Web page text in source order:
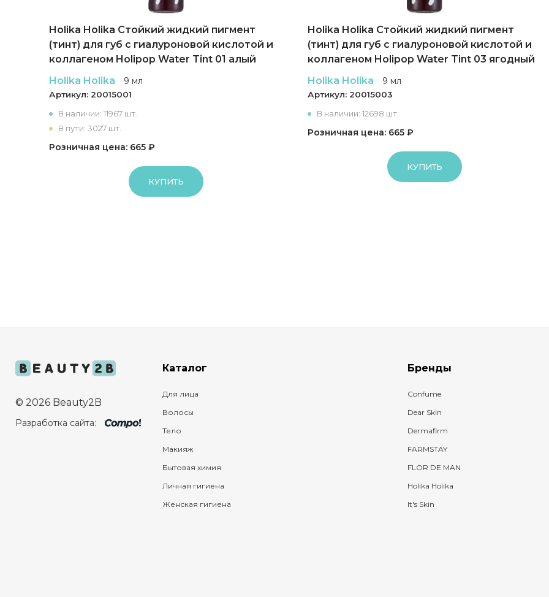
Holika Holika Cтойкий жидкий пигмент
(тинт) для губ с гиалуроновой кислотой и
коллагеном Holipop Water Tint 01 алый
Holika Holika
9 мл
Артикул: 20015001
В наличии: 11967 шт.
В пути: 3027 шт.
Розничная цена: 665 ₽
КУПИТЬ
Holika Holika Cтойкий жидкий пигмент
(тинт) для губ с гиалуроновой кислотой и
коллагеном Holipop Water Tint 03 ягодный
Holika Holika
9 мл
Артикул: 20015003
В наличии: 12698 шт.
Розничная цена: 665 ₽
КУПИТЬ
© 2026 Beauty2B
Разработка сайта:
Каталог
Для лица
Волосы
Тело
Макияж
Бытовая химия
Личная гигиена
Женская гигиена
Бренды
Confume
Dear Skin
Dermafirm
FARMSTAY
FLOR DE MAN
Holika Holika
It's Skin